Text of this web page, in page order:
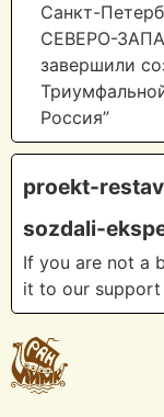
Санкт-
СЕВЕРО-
завершили
Россия”
proekt-
sozdali-
If you are not a
it to our support